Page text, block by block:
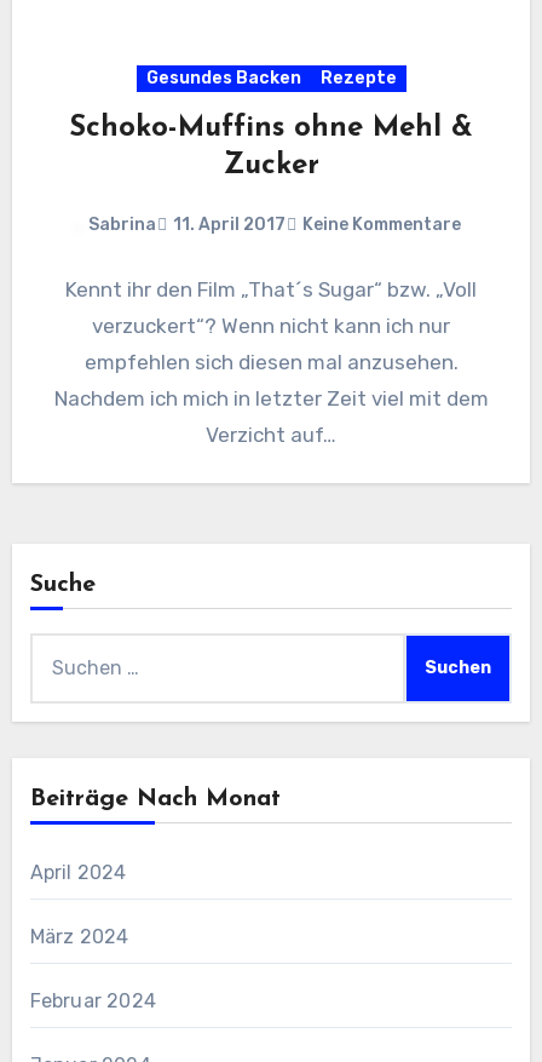
Gesundes Backen Rezepte
Schoko-Muffins ohne Mehl &
Zucker
Sabrina 11. April 2017 Keine Kommentare
Kennt ihr den Film „That´s Sugar“ bzw. „Voll
verzuckert“? Wenn nicht kann ich nur
empfehlen sich diesen mal anzusehen.
Nachdem ich mich in letzter Zeit viel mit dem
Verzicht auf…
Suche
Beiträge Nach Monat
April 2024
März 2024
Februar 2024